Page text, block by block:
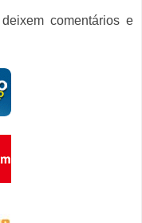
comentários e